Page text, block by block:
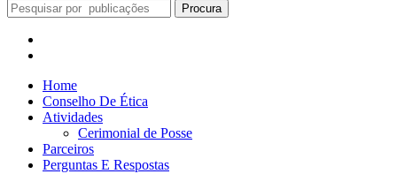
Procura
Home
Conselho De Ética
Atividades
Cerimonial de Posse
Parceiros
Perguntas E Respostas